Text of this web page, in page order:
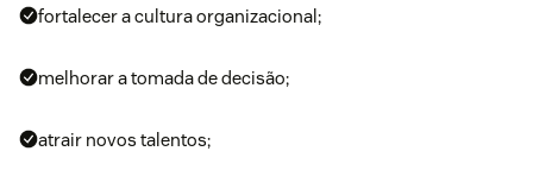
fortalecer acultura organizacional ;
melhorar a tomada de decisão;
atrair novos talentos;